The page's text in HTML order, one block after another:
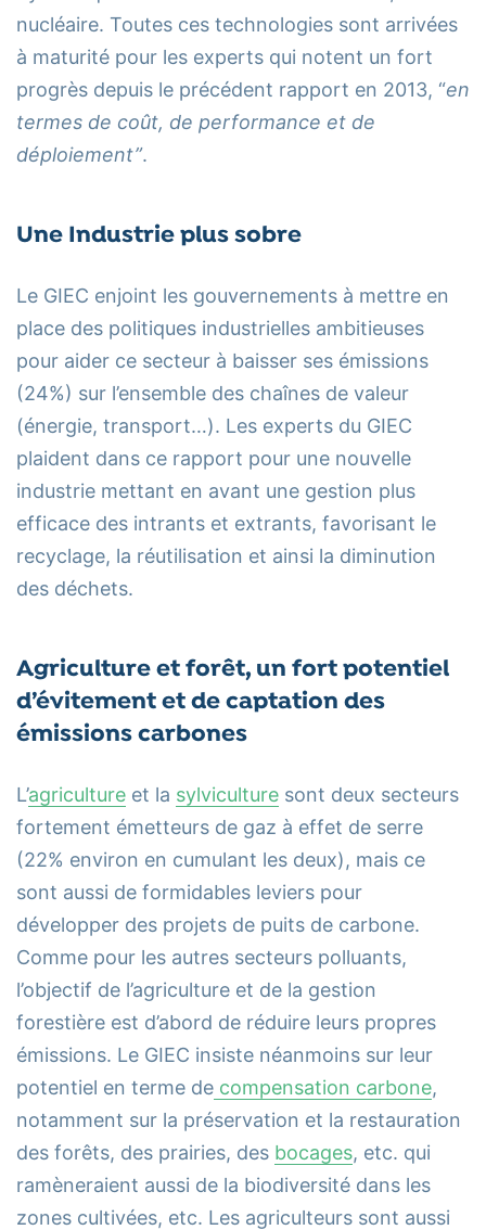
nucléaire. Toutes ces technologies sont arrivées
à maturité pour les experts qui notent un fort
progrès depuis le précédent rapport en 2013, “en
termes de coût, de performance et de
déploiement”.
Une Industrie plus sobre
Le GIEC enjoint les gouvernements à mettre en
place des politiques industrielles ambitieuses
pour aider ce secteur à baisser ses émissions
(24%) sur l’ensemble des chaînes de valeur
(énergie, transport…). Les experts du GIEC
plaident dans ce rapport pour une nouvelle
industrie mettant en avant une gestion plus
efficace des intrants et extrants, favorisant le
recyclage, la réutilisation et ainsi la diminution
des déchets.
Agriculture et forêt, un fort potentiel
d’évitement et de captation des
émissions carbones
L’agriculture et la sylviculture sont deux secteurs
fortement émetteurs de gaz à effet de serre
(22% environ en cumulant les deux), mais ce
sont aussi de formidables leviers pour
développer des projets de puits de carbone.
Comme pour les autres secteurs polluants,
l’objectif de l’agriculture et de la gestion
forestière est d’abord de réduire leurs propres
émissions. Le GIEC insiste néanmoins sur leur
potentiel en terme de compensation carbone,
notamment sur la préservation et la restauration
des forêts, des prairies, des bocages, etc. qui
ramèneraient aussi de la biodiversité dans les
zones cultivées, etc. Les agriculteurs sont aussi